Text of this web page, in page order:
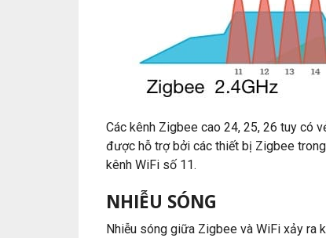
Các kênh Zigbee cao 24, 25, 26 tuy có
được hỗ trợ bởi các thiết bị Zigbee
kênh WiFi số 11.
NHIỄU SÓNG
Nhiễu sóng giữa Zigbee và WiFi xảy ra